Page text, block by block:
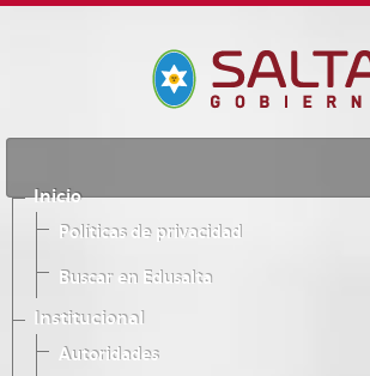
Inicio
Políticas de privacidad
Buscar en Edusalta
Institucional
Autoridades